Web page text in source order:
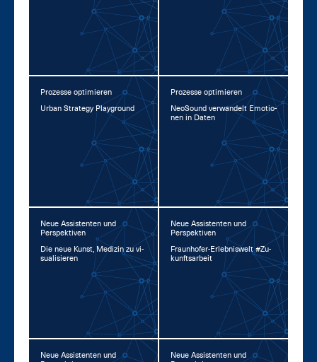
Prozesse optimieren
Ur­ban Stra­te­gy Play­ground
Prozesse optimieren
Neo­Sound ver­wan­delt Emo­tio­
nen in Da­ten
Neue Assistenten und
Perspektiven
Die neue Kunst, Me­di­zin zu vi­
sua­li­sie­ren
Neue Assistenten und
Perspektiven
Fraun­ho­fer-Er­leb­nis­welt #Zu­
kunfts­ar­beit
Neue Assistenten und
Neue Assistenten und